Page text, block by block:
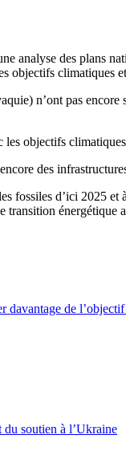
analyse des plans
objectifs climatiques
n’ont pas
les objectifs
des
fossiles d’ici 2025
transition énergétique
de
soutien à l’Ukraine